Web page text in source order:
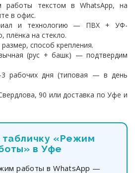
работы текстом в WhatsApp, на
в офис.
и технологию — ПВХ + УФ-
плёнка на стекло.
способ крепления.
(рус + башк) — подтвердим
рабочих дня (типовая — в день
90 или доставка по Уфе и
табличку «Режим
в Уфе
работы в WhatsApp —